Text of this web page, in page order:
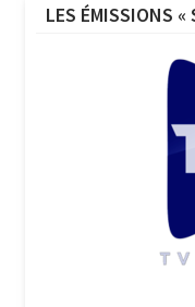
LES ÉMISSIONS «